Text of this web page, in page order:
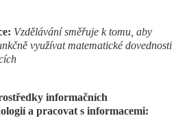
Vzdělávání směřuje k tomu, aby
využívat matematické dovednosti
informačních
a pracovat s informacemi: